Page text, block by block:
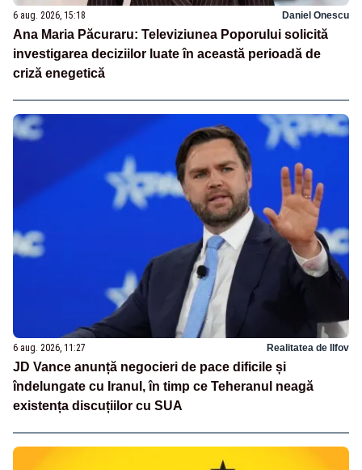
6 aug. 2026, 15:18 Daniel Onescu
Ana Maria Păcuraru: Televiziunea Poporului solicită
investigarea deciziilor luate în această perioadă de
criză enegetică
6 aug. 2026, 11:27 Realitatea de Ilfov
JD Vance anunță negocieri de pace dificile și
îndelungate cu Iranul, în timp ce Teheranul neagă
existența discuțiilor cu SUA